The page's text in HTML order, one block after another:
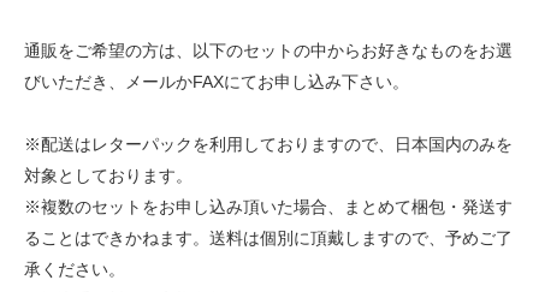
通販をご希望の方は、以下のセットの中からお好きなものをお選
びいただき、メールかFAXにてお申し込み下さい。
※配送はレターパックを利用しておりますので、日本国内のみを
対象としております。
※複数のセットをお申し込み頂いた場合、まとめて梱包・発送す
ることはできかねます。送料は個別に頂戴しますので、予めご了
承ください。